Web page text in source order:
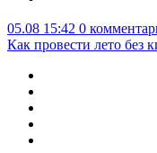
05.08 15:42 0
Как провести лето